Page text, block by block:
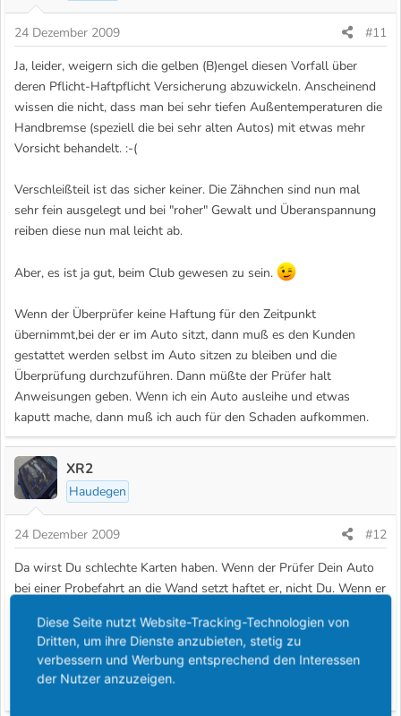
24 Dezember 2009
#11
Ja, leider, weigern sich die gelben (B)engel diesen Vorfall über
deren Pflicht-Haftpflicht Versicherung abzuwickeln. Anscheinend
wissen die nicht, dass man bei sehr tiefen Außentemperaturen die
Handbremse (speziell die bei sehr alten Autos) mit etwas mehr
Vorsicht behandelt. :-(
Verschleißteil ist das sicher keiner. Die Zähnchen sind nun mal
sehr fein ausgelegt und bei "roher" Gewalt und Überanspannung
reiben diese nun mal leicht ab.
Aber, es ist ja gut, beim Club gewesen zu sein.
Wenn der Überprüfer keine Haftung für den Zeitpunkt
übernimmt,bei der er im Auto sitzt, dann muß es den Kunden
gestattet werden selbst im Auto sitzen zu bleiben und die
Überprüfung durchzuführen. Dann müßte der Prüfer halt
Anweisungen geben. Wenn ich ein Auto ausleihe und etwas
kaputt mache, dann muß ich auch für den Schaden aufkommen.
XR2
Haudegen
24 Dezember 2009
#12
Da wirst Du schlechte Karten haben. Wenn der Prüfer Dein Auto
bei einer Probefahrt an die Wand setzt haftet er, nicht Du. Wenn er
Prüfung den Geist aufgibt, mußt Du dafür aufkommen, nicht der
Prüfer. Außerdem steht da sowieso Aussage gegen Aussage
wenn es darum geht WIE er mit der Handbremse umgesprungen
Diese Seite nutzt Website-Tracking-Technologien von
Dritten, um ihre Dienste anzubieten, stetig zu
verbessern und Werbung entsprechend den Interessen
der Nutzer anzuzeigen.